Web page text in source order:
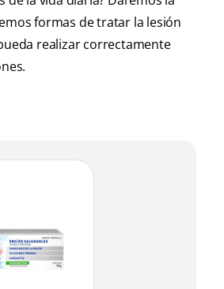
formas de tratar la lesión
realizar correctamente